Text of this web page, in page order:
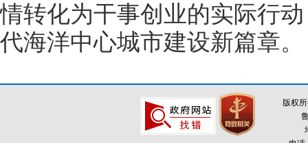
情转化为干事创业的实际行
代海洋中心城市建设新篇章。
版权